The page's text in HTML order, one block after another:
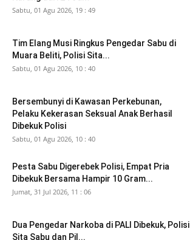
Sabtu, 01 Agu 2026, 19 : 49
Tim Elang Musi Ringkus Pengedar Sabu di
Muara Beliti, Polisi Sita...
Sabtu, 01 Agu 2026, 10 : 40
Bersembunyi di Kawasan Perkebunan,
Pelaku Kekerasan Seksual Anak Berhasil
Dibekuk Polisi
Sabtu, 01 Agu 2026, 10 : 40
Pesta Sabu Digerebek Polisi, Empat Pria
Dibekuk Bersama Hampir 10 Gram...
Jumat, 31 Jul 2026, 11 : 06
Dua Pengedar Narkoba di PALI Dibekuk, Polisi
Sita Sabu dan Pil...